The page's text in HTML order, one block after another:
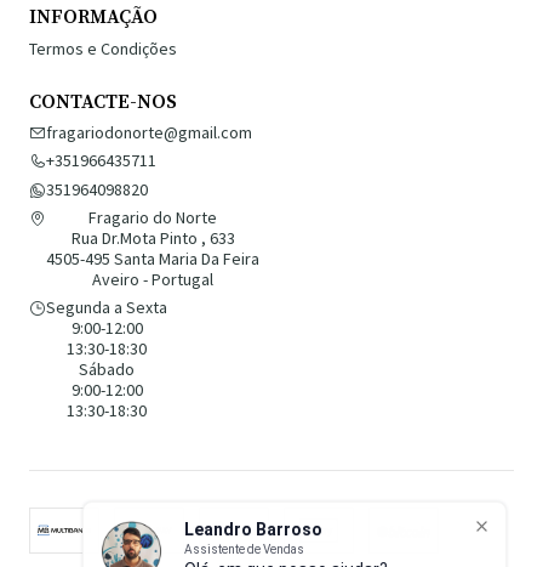
Leandro Barroso
Assistente de Vendas
INFORMAÇÃO
Termos e Condições
CONTACTE-NOS
fragariodonorte@gmail.com
+351966435711
351964098820
Fragario do Norte
Rua Dr.Mota Pinto , 633
4505-495 Santa Maria Da Feira
Aveiro - Portugal
Segunda a Sexta
9:00-12:00
13:30-18:30
Sábado
9:00-12:00
13:30-18:30